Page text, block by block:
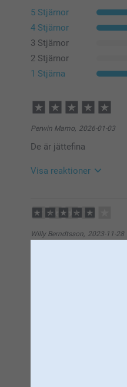
5 Stjärnor
4 Stjärnor
3 Stjärnor
2 Stjärnor
1 Stjärna
Perwin Mamo, 2026-01-03
De är jättefina
Visa reaktioner
09:26
Tack för
🩵-liga hälsningar
Willy Berndtsson, 2023-11-28